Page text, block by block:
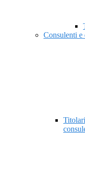
Consulenti e